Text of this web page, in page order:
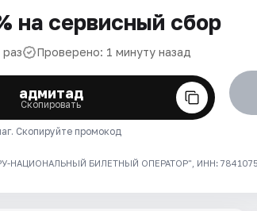
на сервисный сбор
Проверено: 1 минуту назад
адмитад
Скопировать
Скопируйте промокод
НАЦИОНАЛЬНЫЙ БИЛЕТНЫЙ ОПЕРАТОР", ИНН: